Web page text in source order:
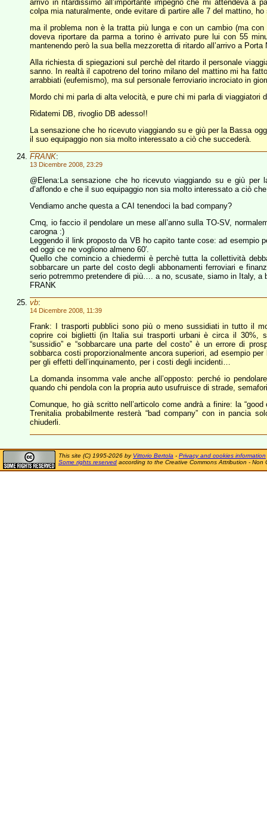
arrivo in ritardissimo all’importante impegno che mi attendeva a
colpa mia naturalmente, onde evitare di partire alle 7 del mattino,
ma il problema non è la tratta più lunga e con un cambio (ma
doveva riportare da parma a torino è arrivato pure lui con 55
mantenendo però la sua bella mezzoretta di ritardo all’arrivo a Porta
Alla richiesta di spiegazioni sul perchè del ritardo il personale
sanno. In realtà il capotreno del torino milano del mattino mi ha
arrabbiati (eufemismo), ma sul personale ferroviario incrociato in
Mordo chi mi parla di alta velocità, e pure chi mi parla di
Ridatemi DB, rivoglio DB adesso!!
La sensazione che ho ricevuto viaggiando su e giù per la Bassa
il suo equipaggio non sia molto interessato a ciò che succederà.
FRANK:
13 Dicembre 2008, 23:29
@Elena:La sensazione che ho ricevuto viaggiando su e giù
d’affondo e che il suo equipaggio non sia molto interessato a ciò
Vendiamo anche questa a CAI tenendoci la bad company?
Cmq, io faccio il pendolare un mese all’anno sulla TO-SV,
carogna :)
Leggendo il link proposto da VB ho capito tante cose: ad esempio
ed oggi ce ne vogliono almeno 60′.
Quello che comincio a chiedermi è perchè tutta la collettività
sobbarcare un parte del costo degli abbonamenti ferroviari e
serio potremmo pretendere di più…. a no, scusate, siamo in Italy, a
FRANK
vb:
14 Dicembre 2008, 11:39
Frank: I trasporti pubblici sono più o meno sussidiati in tutto il
coprire coi biglietti (in Italia sui trasporti urbani è circa il 30%,
“sussidio” e “sobbarcare una parte del costo” è un errore di
sobbarca costi proporzionalmente ancora superiori, ad esempio
per gli effetti dell’inquinamento, per i costi degli incidenti…
La domanda insomma vale anche all’opposto: perché io
quando chi pendola con la propria auto usufruisce di strade,
Comunque, ho già scritto nell’articolo come andrà a finire: la
Trenitalia probabilmente resterà “bad company” con in pancia
chiuderli.
This site (C) 1995-2026 by Vittorio Bertola - Privacy and cookies information
Some rights reserved according to the Creative Commons Attribution - Non